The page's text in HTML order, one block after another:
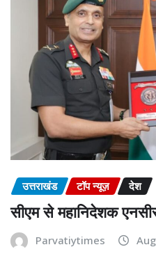
उत्तराखंड टॉप न्यूज़ देश
सीएम से महानिदेशक
Parvatiytimes